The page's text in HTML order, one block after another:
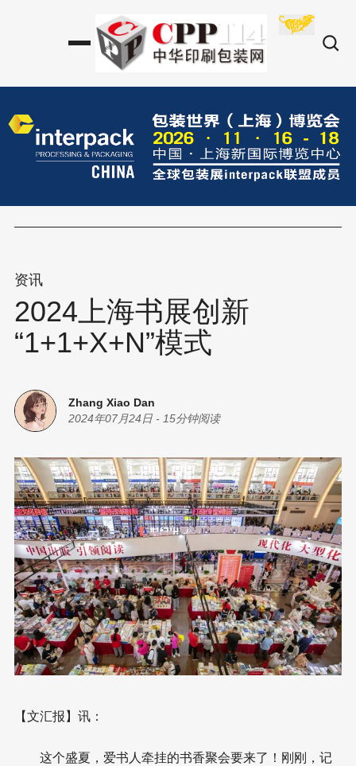
资讯
2024上海书展创新
“1+1+X+N”模式
Zhang Xiao Dan
2024年07月24日 - 15分钟阅读
【文汇报】讯：
这个盛夏，爱书人牵挂的书香聚会要来了！刚刚，记